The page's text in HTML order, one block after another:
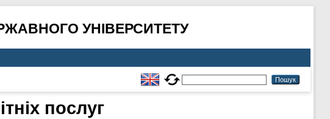
УНІВЕРСИТЕТУ
послуг